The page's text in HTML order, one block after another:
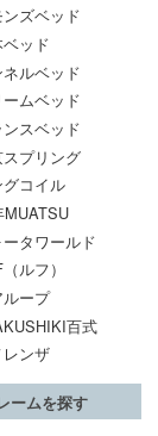
ズベッド
ベッド
ルベッド
ームベッド
スベッド
プリング
グコイル
MUATSU
ータワールド
ルフ）
ループ
百式
レンザ
ームを探す